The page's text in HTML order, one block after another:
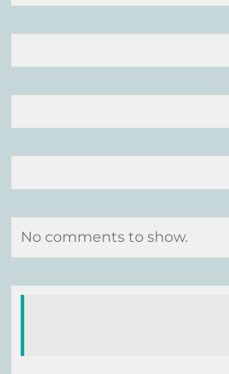
No comments to show.